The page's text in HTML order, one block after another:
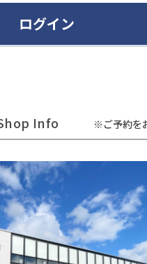
ログイン
Info ※ご予約を